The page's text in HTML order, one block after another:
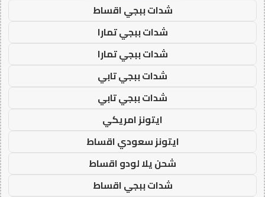
شدات ببجي اقساط
شدات ببجي تمارا
شدات ببجي تمارا
شدات ببجي تابي
شدات ببجي تابي
ايتونز امريكي
ايتونز سعودي اقساط
شحن يلا لودو اقساط
شدات ببجي اقساط